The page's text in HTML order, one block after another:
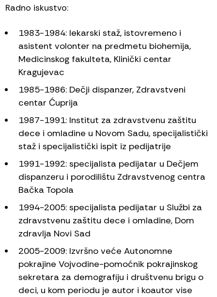
Radno iskustvo:
1983-1984: lekarski staž, istovremeno i
asistent volonter na predmetu biohemija,
Medicinskog fakulteta, Klinički centar
Kragujevac
1985-1986: Dečji dispanzer, Zdravstveni
centar Ćuprija
1987-1991: Institut za zdravstvenu zaštitu
dece i omladine u Novom Sadu, specijalistički
staž i specijalistički ispit iz pedijatrije
1991-1992: specijalista pedijatar u Dečjem
dispanzeru i porodilištu Zdravstvenog centra
Bačka Topola
1994-2005: specijalista pedijatar u Službi za
zdravstvenu zaštitu dece i omladine, Dom
zdravlja Novi Sad
2005-2009: Izvršno veće Autonomne
pokrajine Vojvodine-pomoćnik pokrajinskog
sekretara za demografiju i društvenu brigu o
deci, u kom periodu je autor i koautor vise